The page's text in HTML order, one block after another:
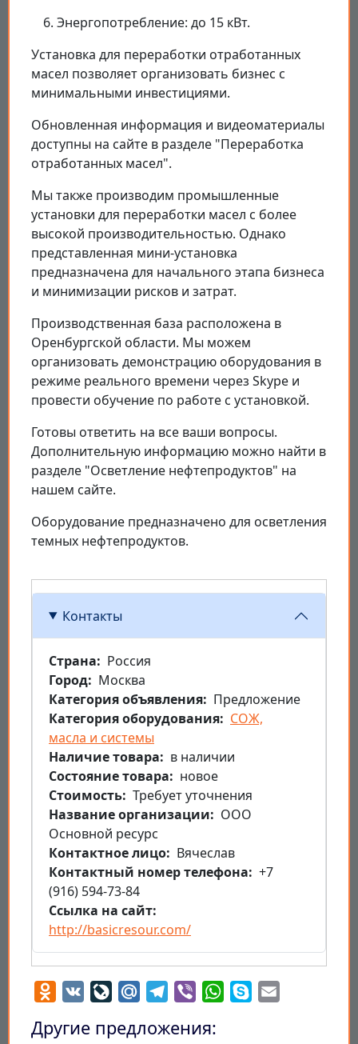
Энергопотребление: до 15 кВт.
Установка для переработки отработанных
масел позволяет организовать бизнес с
минимальными инвестициями.
Обновленная информация и видеоматериалы
доступны на сайте в разделе "Переработка
отработанных масел".
Мы также производим промышленные
установки для переработки масел с более
высокой производительностью. Однако
представленная мини-установка
предназначена для начального этапа бизнеса
и минимизации рисков и затрат.
Производственная база расположена в
Оренбургской области. Мы можем
организовать демонстрацию оборудования в
режиме реального времени через Skype и
провести обучение по работе с установкой.
Готовы ответить на все ваши вопросы.
Дополнительную информацию можно найти в
разделе "Осветление нефтепродуктов" на
нашем сайте.
Оборудование предназначено для осветления
темных нефтепродуктов.
Контакты
Страна
Россия
Город
Москва
Категория объявления
Предложение
Категория оборудования
СОЖ,
масла и системы
Наличие товара
в наличии
Состояние товара
новое
Стоимость Требует уточнения
Название организации
ООО
Основной ресурс
Контактное лицо
Вячеслав
Контактный номер телефона
+7
(916) 594-73-84
Ссылка на сайт
http://basicresour.com/
Odnoklassniki
VK LiveJournal
Mail.RuTelegram
Viber WhatsApp
Skype
Другие предложения: